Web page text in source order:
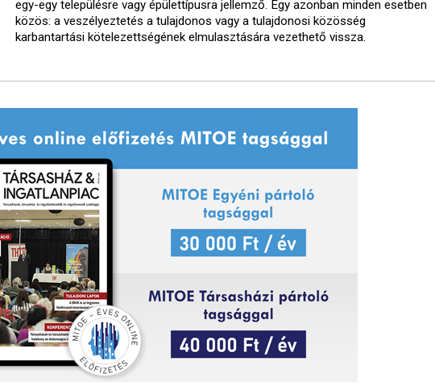
egy-egy településre vagy épülettípusra jellemző. Egy azonban minden esetben
közös: a veszélyeztetés a tulajdonos vagy a tulajdonosi közösség
karbantartási kötelezettségének elmulasztására vezethető vissza.